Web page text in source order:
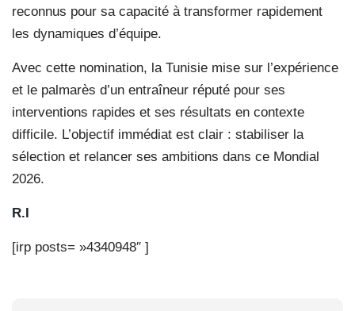
reconnus pour sa capacité à transformer rapidement
les dynamiques d’équipe.
Avec cette nomination, la Tunisie mise sur l’expérience
et le palmarès d’un entraîneur réputé pour ses
interventions rapides et ses résultats en contexte
difficile. L’objectif immédiat est clair : stabiliser la
sélection et relancer ses ambitions dans ce Mondial
2026.
R.I
[irp posts= »4340948″ ]